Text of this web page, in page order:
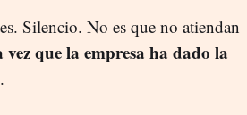
Silencio. No es que no atiendan
que la empresa ha dado la